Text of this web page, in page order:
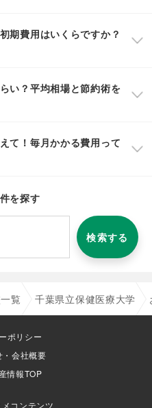
期費用はいくらですか？
い？平均相場と節約術を
て！毎月かかる費用って
を探す
検索する
覧 千葉県立保健医療大学
ポリシー
・会社概要
情報TOP
コンテンツ